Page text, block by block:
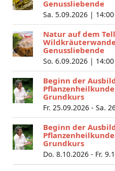
Genussliebende
Sa. 5.09.2026 |
Natur auf dem
Genussliebende
So. 6.09.2026 |
Beginn der
Grundkurs
Fr. 25.09.2026 - Sa.
Beginn der
Grundkurs
Do. 8.10.2026 - Fr.